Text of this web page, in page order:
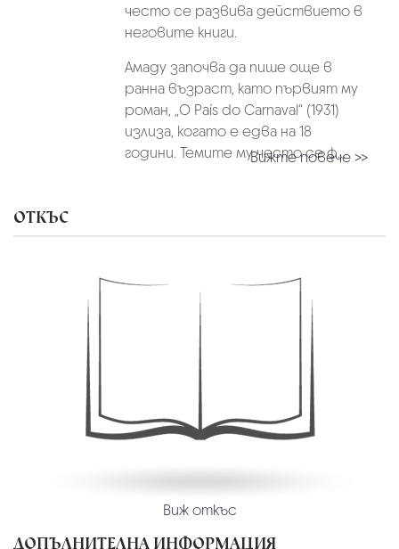
често се развива действието в
неговите книги.
Амаду започва да пише още в
ранна възраст, като първият му
роман, „O País do Carnaval“ (1931)
излиза, когато е едва на 18
години. Темите му често се ф...
Вижте повече >>
ОТКЪС
Виж откъс
ДОПЪЛНИТЕЛНА ИНФОРМАЦИЯ